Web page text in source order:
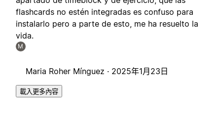
flashcards no estén integradas es confuso para
instalarlo pero a parte de esto, me ha resuelto la
vida.
M
Maria Roher Mínguez · 2025年1月23日
載入更多內容